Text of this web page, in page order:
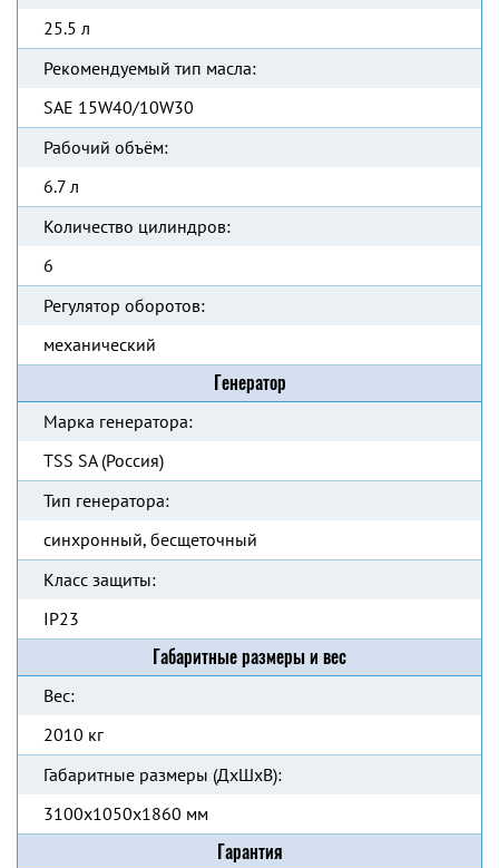
25.5 л
Рекомендуемый тип масла:
SAE 15W40/10W30
Рабочий объём:
6.7 л
Количество цилиндров:
6
Регулятор оборотов:
механический
Генератор
Марка генератора:
TSS SA (Россия)
Тип генератора:
синхронный, бесщеточный
Класс защиты:
IP23
Габаритные размеры и вес
Вес:
2010 кг
Габаритные размеры (ДхШхВ):
3100x1050x1860 мм
Гарантия